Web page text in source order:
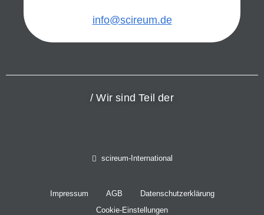
info@scireum.de
/ Wir sind Teil der
scireum-International
Impressum AGB
Datenschutzerklärung
Cookie-Einstellungen